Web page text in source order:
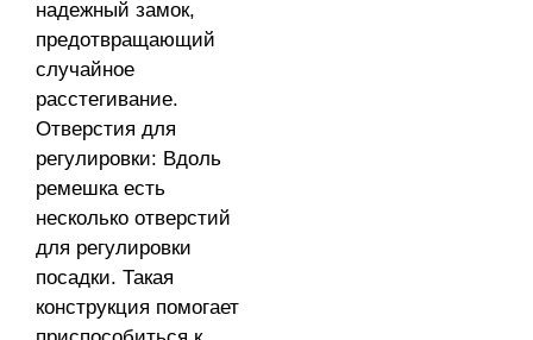
надежный замок,
предотвращающий
случайное
расстегивание.
Отверстия для
регулировки: Вдоль
ремешка есть
несколько отверстий
для регулировки
посадки. Такая
конструкция помогает